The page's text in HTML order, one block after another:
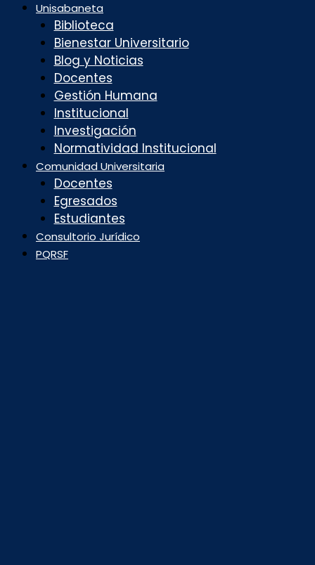
Unisabaneta
Biblioteca
Bienestar Universitario
Blog y Noticias
Docentes
Gestión Humana
Institucional
Investigación
Normatividad Institucional
Comunidad Universitaria
Docentes
Egresados
Estudiantes
Consultorio Jurídico
PQRSF